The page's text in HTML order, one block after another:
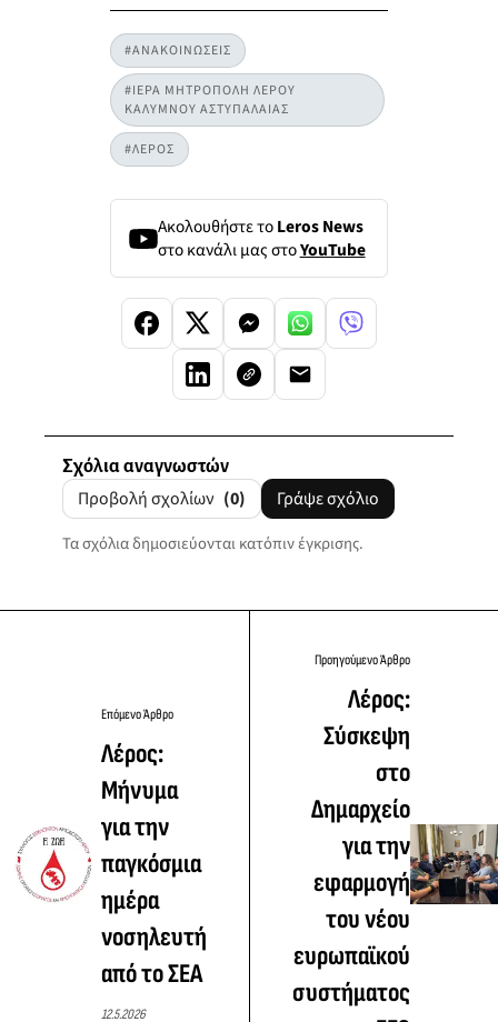
#ΑΝΑΚΟΙΝΩΣΕΙΣ
#ΙΕΡΑ ΜΗΤΡΟΠΟΛΗ ΛΕΡΟΥ
ΚΑΛΥΜΝΟΥ ΑΣΤΥΠΑΛΑΙΑΣ
#ΛΕΡΟΣ
Ακολουθήστε τοLeros News
στο κανάλι μας στοYouTube
Σχόλια αναγνωστών
Προβολή σχολίων (0) Γράψε σχόλιο
Τα σχόλια δημοσιεύονται κατόπιν έγκρισης.
Επόμενο Άρθρο
Λέρος:
Μήνυμα
για την
παγκόσμια
ημέρα
νοσηλευτή
από το ΣΕΑ
12.5.2026
Προηγούμενο Άρθρο
Λέρος:
Σύσκεψη
στο
Δημαρχείο
για την
εφαρμογή
του νέου
ευρωπαϊκού
συστήματος